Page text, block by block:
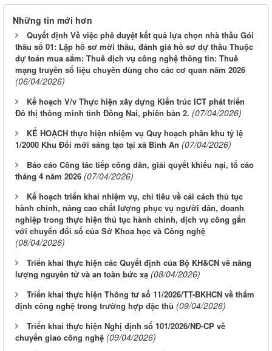
Những tin mới hơn
Quyết định Về việc phê duyệt kết quả lựa chọn nhà thầu Gói
thầu số 01: Lập hồ sơ mời thầu, đánh giá hồ sơ dự thầu Thuộc
dự toán mua sắm: Thuê dịch vụ công nghệ thông tin: Thuê
mạng truyền số liệu chuyên dùng cho các cơ quan năm 2026
(06/04/2026)
Kế hoạch V/v Thực hiện xây dựng Kiến trúc ICT phát triển
Đô thị thông minh tỉnh Đồng Nai, phiên bản 2. (07/04/2026)
KẾ HOẠCH thực hiện nhiệm vụ Quy hoạch phân khu tỷ lệ
1/2000 Khu Đổi mới sáng tạo tại xã Bình An (07/04/2026)
Báo cáo Công tác tiếp công dân, giải quyết khiếu nại, tố cáo
tháng 4 năm 2026 (07/04/2026)
Kế hoạch triển khai nhiệm vụ, chỉ tiêu về cải cách thủ tục
hành chính, nâng cao chất lượng phục vụ người dân, doanh
nghiệp trong thực hiện thủ tục hành chính, dịch vụ công gắn
với chuyển đổi số của Sở Khoa học và Công nghệ
(08/04/2026)
Triển khai thực hiện các Quyết định của Bộ KH&CN về năng
lượng nguyên tử và an toàn bức xạ (08/04/2026)
Triển khai thực hiện Thông tư số 11/2026/TT-BKHCN về thẩm
định công nghệ trong trường hợp đặc thù (09/04/2026)
Triển khai thực hiện Nghị định số 101/2026/NĐ-CP về
chuyển giao công nghệ (09/04/2026)